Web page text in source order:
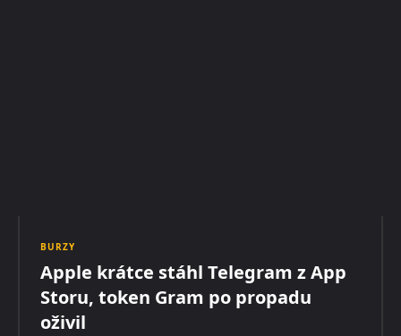
BURZY
Apple krátce stáhl Telegram z App
Storu, token Gram po propadu
oživil